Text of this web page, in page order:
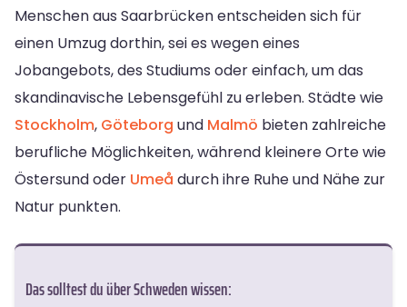
Menschen aus Saarbrücken entscheiden sich für
einen Umzug dorthin, sei es wegen eines
Jobangebots, des Studiums oder einfach, um das
skandinavische Lebensgefühl zu erleben. Städte wie
Stockholm, Göteborg und Malmö bieten zahlreiche
berufliche Möglichkeiten, während kleinere Orte wie
Östersund oder Umeå durch ihre Ruhe und Nähe zur
Natur punkten.
Das solltest du über Schweden wissen: